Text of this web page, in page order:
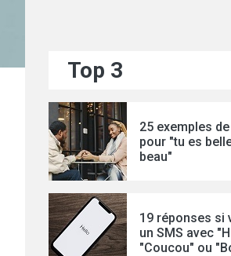
Top 3
25 exemples
pour "tu es
beau"
19 réponses si
un SMS avec
"Coucou" ou